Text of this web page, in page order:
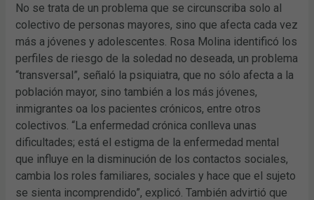
No se trata de un problema que se circunscriba solo al
colectivo de personas mayores, sino que afecta cada vez
más a jóvenes y adolescentes. Rosa Molina identificó los
perfiles de riesgo de la soledad no deseada, un problema
“transversal”, señaló la psiquiatra, que no sólo afecta a la
población mayor, sino también a los más jóvenes,
inmigrantes oa los pacientes crónicos, entre otros
colectivos. “La enfermedad crónica conlleva unas
dificultades; está el estigma de la enfermedad mental
que influye en la disminución de los contactos sociales,
cambia los roles familiares, sociales y hace que el sujeto
se sienta incomprendido”, explicó. También advirtió que